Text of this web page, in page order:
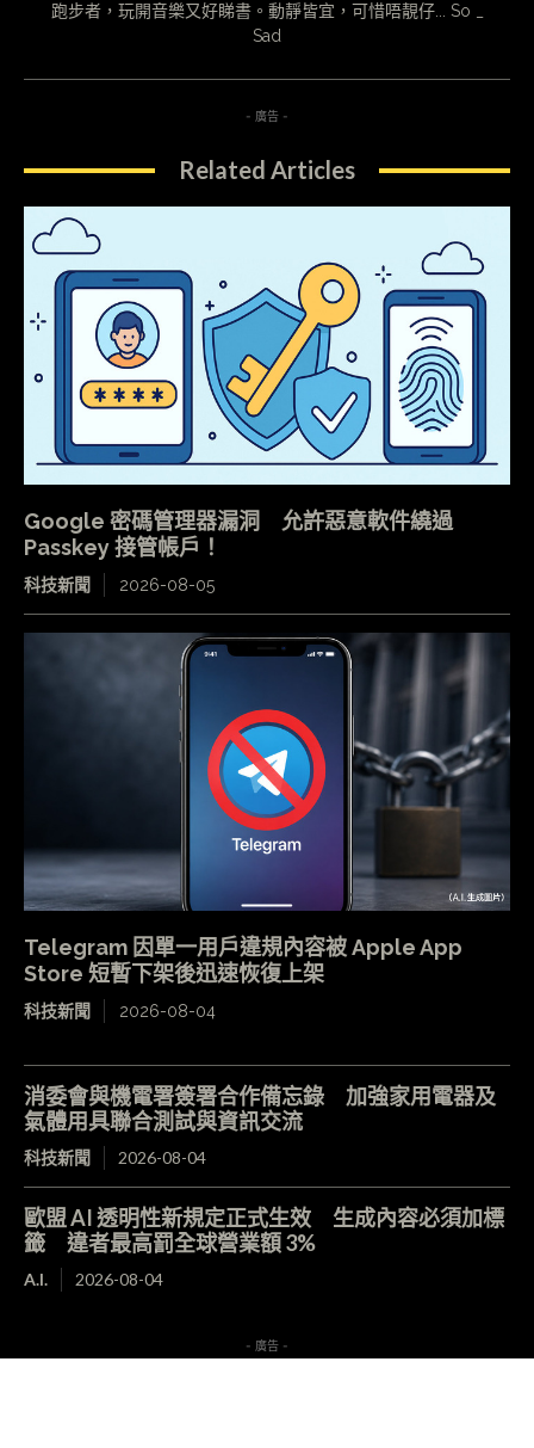
跑步者，玩開音樂又好睇書。動靜皆宜，可惜唔靚仔... So _
Sad
- 廣告 -
Related Articles
Google 密碼管理器漏洞 允許惡意軟件繞過
Passkey 接管帳戶！
科技新聞 2026-08-05
Telegram 因單一用戶違規內容被 Apple App
Store 短暫下架後迅速恢復上架
科技新聞 2026-08-04
消委會與機電署簽署合作備忘錄 加強家用電器及
氣體用具聯合測試與資訊交流
科技新聞 2026-08-04
歐盟 AI 透明性新規定正式生效 生成內容必須加標
籤 違者最高罰全球營業額 3%
A.I. 2026-08-04
- 廣告 -